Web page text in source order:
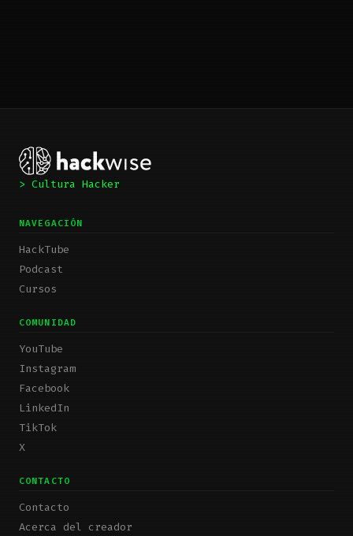
> Cultura Hacker
NAVEGACIÓN
HackTube
Podcast
Cursos
COMUNIDAD
YouTube
Instagram
Facebook
LinkedIn
TikTok
X
CONTACTO
Contacto
Acerca del creador